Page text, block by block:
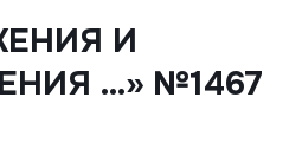
И
…» №1467